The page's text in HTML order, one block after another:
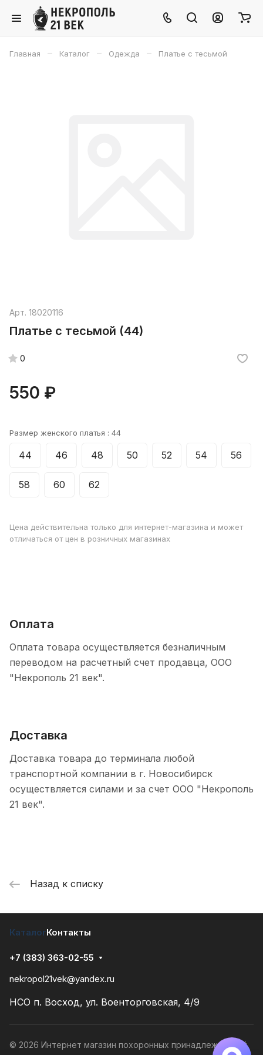
Главная – Каталог – Одежда – Платье с тесьмой
Арт. 18020116
Платье с тесьмой (44)
0
550 ₽
Размер женского платья : 44
44 46 48 50 52 54 56
58 60 62
Цена действительна только для интернет-магазина и может
отличаться от цен в розничных магазинах
Оплата
Оплата товара осуществляется безналичным
переводом на расчетный счет продавца, ООО
"Некрополь 21 век".
Доставка
Доставка товара до терминала любой
транспортной компании в г. Новосибирск
осуществляется силами и за счет ООО "Некрополь
21 век".
Назад к списку
КаталогКонтакты
+7 (383) 363-02-55
nekropol21vek@yandex.ru
НСО п. Восход, ул. Военторговская, 4/9
© 2026 Интернет магазин похоронных принадлежностей